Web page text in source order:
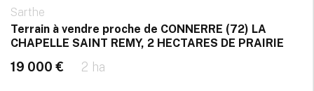
Sarthe
Terrain à vendre proche de CONNERRE (72) LA
CHAPELLE SAINT REMY, 2 HECTARES DE PRAIRIE
19 000 € 2 ha